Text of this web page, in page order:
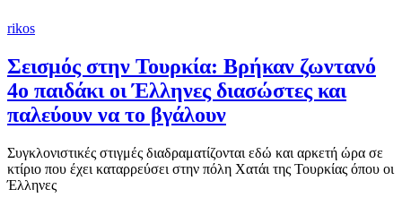
rikos
Σεισμός στην Τουρκία: Βρήκαν ζωντανό
4ο παιδάκι οι Έλληνες διασώστες και
παλεύουν να το βγάλουν
Συγκλονιστικές στιγμές διαδραματίζονται εδώ και αρκετή ώρα σε
κτίριο που έχει καταρρεύσει στην πόλη Χατάι της Τουρκίας όπου οι
Έλληνες